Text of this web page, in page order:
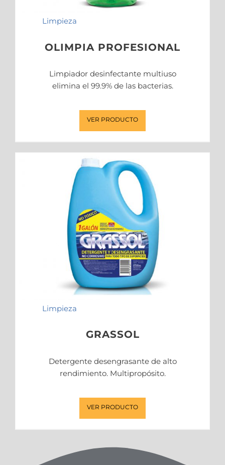
Limpieza
OLIMPIA PROFESIONAL
Limpiador desinfectante multiuso
elimina el 99.9% de las bacterias.
VER PRODUCTO
Limpieza
GRASSOL
Detergente desengrasante de alto
rendimiento. Multipropósito.
VER PRODUCTO